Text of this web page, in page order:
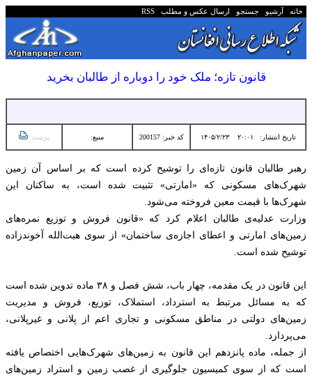
خانه آرشیو جستجو ارسال عکس و مطلب RSS
قانون تازه؛ ملک خود را دوباره از طالبان بخرید
تاریخ انتشار: ۲۰:۰۱ ۱۴۰۵/۲/۲۳ کد خبر: 200157 منبع: پرینت
رهبر طالبان قانون تازه‌ای را توشیح کرده است که بر اساس آن زمین
شهرک‌های مسکونی که «امارتی» تثبیت شده است، به ساکنان این
شهرک‌ها با قیمت معین فروخته می‌شود.
وزارت عدلیه‌ی طالبان اعلام کرد که «قانون فروش و توزیع نمره‌‌های
زمین‌های امارتی و اعطای اجازه‌ی ساختمان» از سوی هبت‌الله آخوندزاده
توشیح شده است.
این قانون در یک مقدمه، چهار باب، شش فصل و ۳۸ ماده تدوین شده است
که به مسائل مرتبط به استرداد، استملاک، توزیع، فروش و مدیریت
زمین‌های دولتی در مناطق مسکونی و تجاری اعم از پلانی و غیرپلانی،
می‌پردازد.
از جمله، ماده پانزدهم این قانون به زمین‌های شهرک‌هایی اختصاص یافته
است که از سوی کمیسیون جلوگیری از غصب زمین‌ و استراد زمین‌های